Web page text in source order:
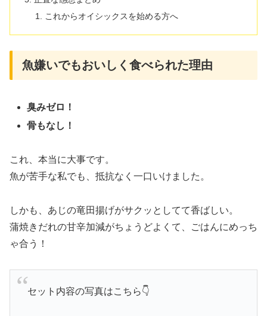
これからオイシックスを始める方へ
魚嫌いでもおいしく食べられた理由
臭みゼロ！
骨もなし！
これ、本当に大事です。
魚が苦手な私でも、抵抗なく一口いけました。
しかも、あじの竜田揚げがサクッとしてて香ばしい。
蒲焼きだれの甘辛加減がちょうどよくて、ごはんにめっち
ゃ合う！
セット内容の写真はこちら👇